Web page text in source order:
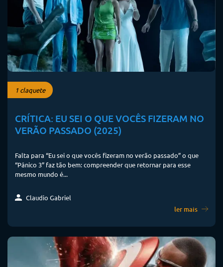
1 claquete
CRÍTICA: EU SEI O QUE VOCÊS FIZERAM NO
VERÃO PASSADO (2025)
Falta para “Eu sei o que vocês fizeram no verão passado” o que
“Pânico 3” faz tão bem: compreender que retornar para esse
mesmo mundo é...
Claudio Gabriel
ler mais